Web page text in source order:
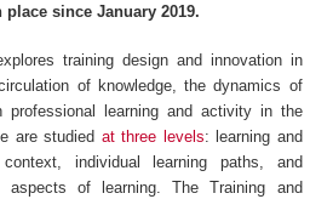
since January 2019.
training design and innovation in
of knowledge, the dynamics of
professional learning and activity in the
are studied at three levels: learning and
individual learning paths, and
aspects of learning. The Training and